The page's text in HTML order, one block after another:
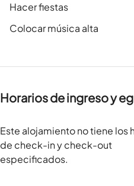
Hacer fiestas
Colocar música alta
Horarios de ingreso y
Este alojamiento no tiene los
de check-in y check-out
especificados.